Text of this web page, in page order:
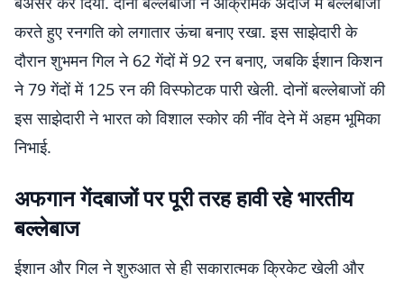
करते हुए रनगति को लगातार ऊंचा बनाए रखा. इस साझेदारी के
दौरान शुभमन गिल ने 62 गेंदों में 92 रन बनाए, जबकि ईशान किशन
ने 79 गेंदों में 125 रन की विस्फोटक पारी खेली. दोनों बल्लेबाजों की
इस साझेदारी ने भारत को विशाल स्कोर की नींव देने में अहम भूमिका
निभाई.
अफगान गेंदबाजों पर पूरी तरह हावी रहे भारतीय
बल्लेबाज
ईशान और गिल ने शुरुआत से ही सकारात्मक क्रिकेट खेली और